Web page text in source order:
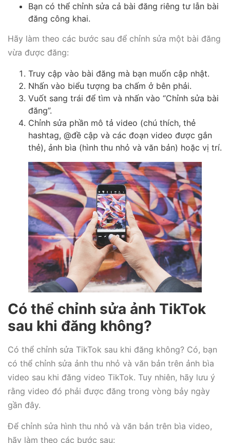
Bạn có thể chỉnh sửa cả bài đăng riêng tư lẫn bài
đăng công khai.
Hãy làm theo các bước sau để chỉnh sửa một bài đăng
vừa được đăng:
Truy cập vào bài đăng mà bạn muốn cập nhật.
Nhấn vào biểu tượng ba chấm ở bên phải.
Vuốt sang trái để tìm và nhấn vào “Chỉnh sửa bài
đăng”.
Chỉnh sửa phần mô tả video (chú thích, thẻ
hashtag, @đề cập và các đoạn video được gắn
thẻ), ảnh bìa (hình thu nhỏ và văn bản) hoặc vị trí.
Có thể chỉnh sửa ảnh TikTok
sau khi đăng không?
Có thể chỉnh sửa TikTok sau khi đăng không? Có, bạn
có thể chỉnh sửa ảnh thu nhỏ và văn bản trên ảnh bìa
video sau khi đăng video TikTok. Tuy nhiên, hãy lưu ý
rằng video đó phải được đăng trong vòng bảy ngày
gần đây.
Để chỉnh sửa hình thu nhỏ và văn bản trên bìa video,
hãy làm theo các bước sau: